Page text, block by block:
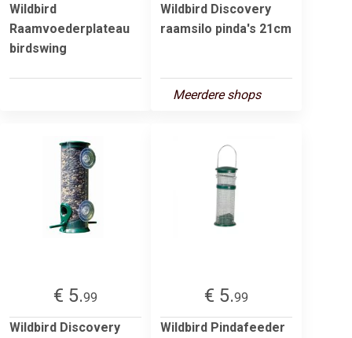
Wildbird
Raamvoederplateau
birdswing
Wildbird Discovery
raamsilo pinda's 21cm
Meerdere shops
€ 5.99
Wildbird Discovery
€ 5.99
Wildbird Pindafeeder